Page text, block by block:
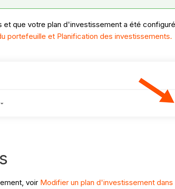
que votre plan d'investissement a été
portefeuille et Planification des investissements.
voir Modifier un plan d'investissement